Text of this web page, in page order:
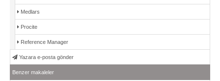
Medlars
Procite
Reference Manager
Yazara e-posta gönder
Benzer makaleler